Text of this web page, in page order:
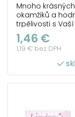
Mnoho
okamžiků a
trpělivosti s
přeje
1,46 €
1,19 € bez DPH